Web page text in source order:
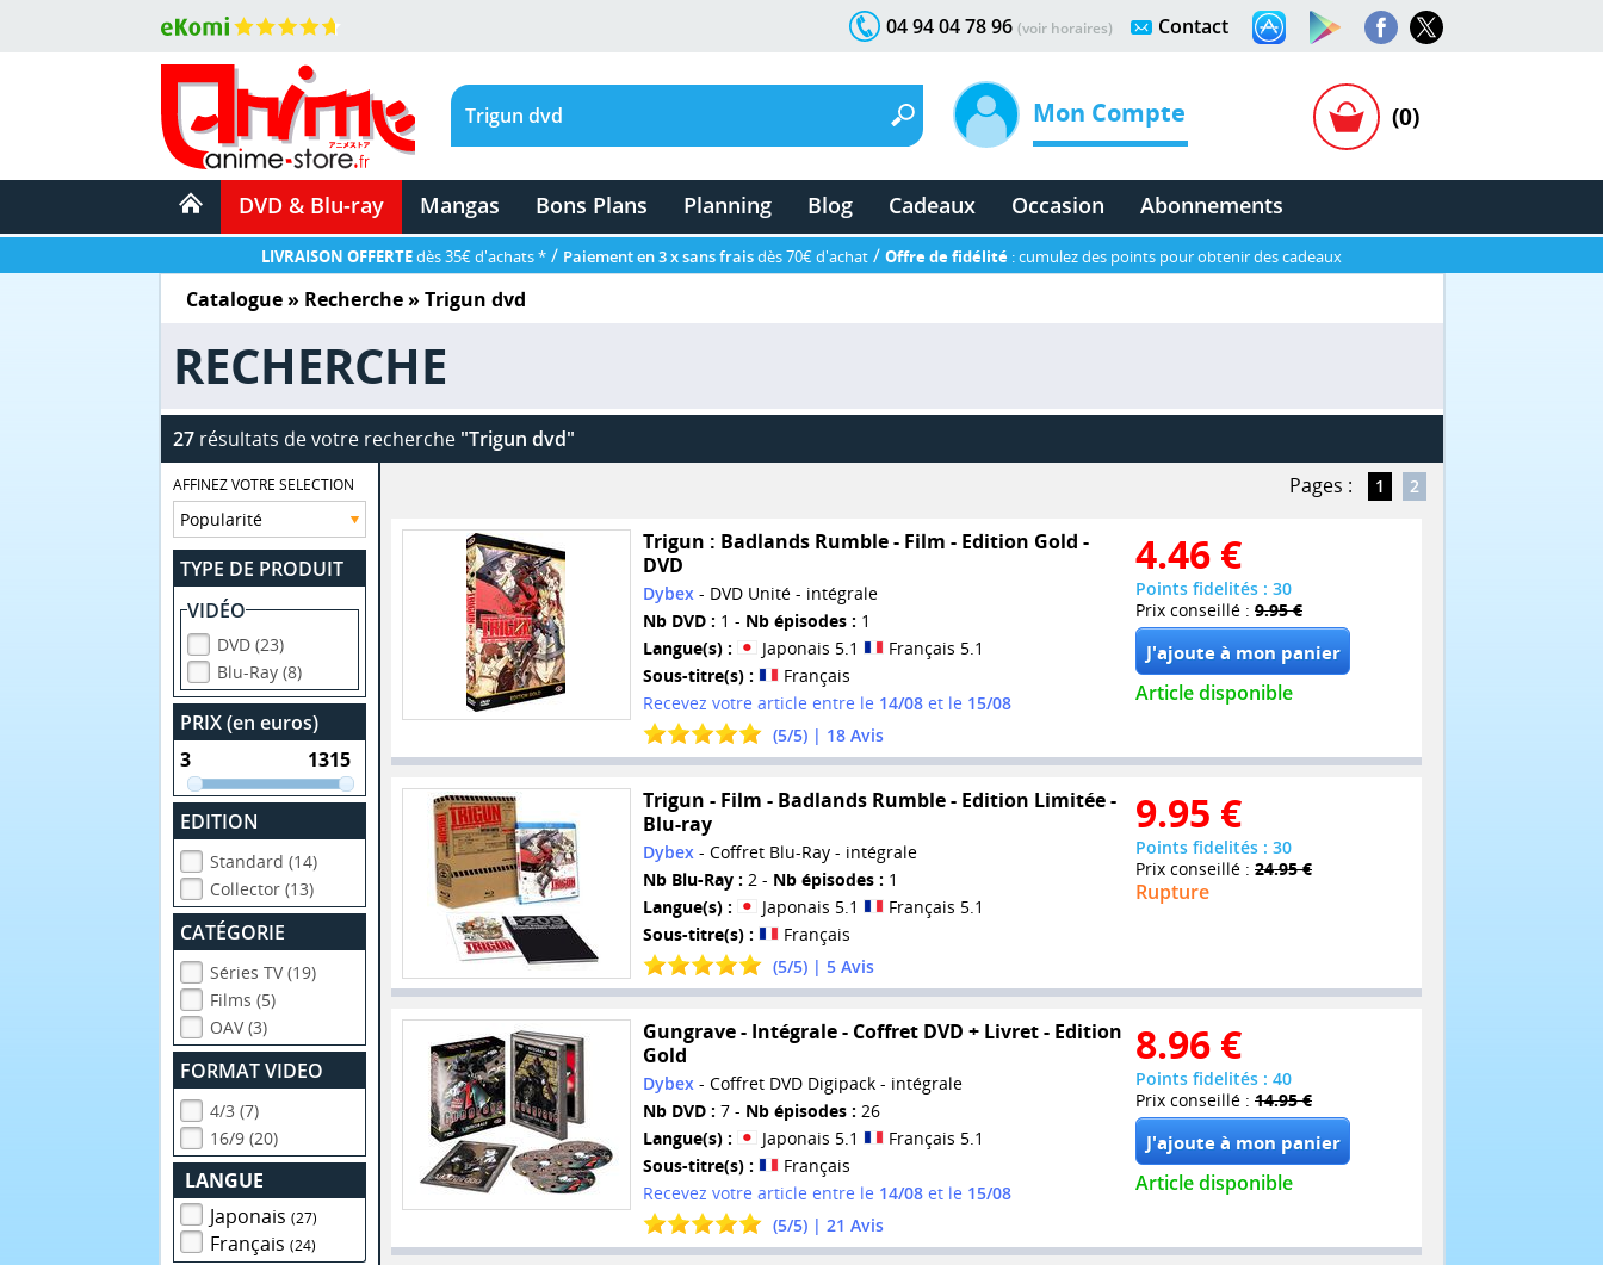
Contact
04 94 04 78 96 (voir horaires)
Mon Compte (0)
DVD & Blu-ray Mangas Bons Plans Planning Blog Cadeaux Occasion Abonnements
LIVRAISON OFFERTEdès 35€ d'achats * / Paiement en 3 x sans fraisdès 70€ d'achat / Offre de fidélité : cumulez des points pour obtenir des cadeaux
Catalogue» Recherche » Trigun dvd
RECHERCHE
27résultats de votre recherche "Trigun dvd"
AFFINEZ VOTRE SELECTION
TYPE DE PRODUIT
VIDÉO
DVD (23)
Blu-Ray (8)
PRIX (en euros)
EDITION
Standard (14)
Collector (13)
CATÉGORIE
Séries TV (19)
Films (5)
OAV (3)
FORMAT VIDEO
4/3 (7)
16/9 (20)
LANGUE
Japonais(27)
Français(24)
Pages : 1 2
Trigun : Badlands Rumble - Film - Edition Gold -
DVD
Dybex- DVD Unité - intégrale
Nb DVD : 1 - Nb épisodes : 1
Langue(s) :
Japonais 5.1
Français 5.1
Sous-titre(s) :
Français
Recevez votre article entre le 14/08et le 15/08
(5/5) | 18Avis
4.46 €
Points fidelités : 30
Prix conseillé : 9.95 €
Article disponible
Trigun - Film - Badlands Rumble - Edition Limitée -
Blu-ray
Dybex- Coffret Blu-Ray - intégrale
Nb Blu-Ray : 2 - Nb épisodes : 1
Langue(s) :
Japonais 5.1
Français 5.1
Sous-titre(s) :
Français
(5/5) | 5Avis
9.95 €
Points fidelités : 30
Prix conseillé : 24.95 €
Rupture
Gungrave - Intégrale - Coffret DVD + Livret - Edition
Gold
Dybex- Coffret DVD Digipack - intégrale
Nb DVD : 7 - Nb épisodes : 26
Langue(s) :
Japonais 5.1
Français 5.1
Sous-titre(s) :
Français
Recevez votre article entre le 14/08et le 15/08
(5/5) | 21 Avis
8.96 €
Points fidelités : 40
Prix conseillé : 14.95 €
Article disponible